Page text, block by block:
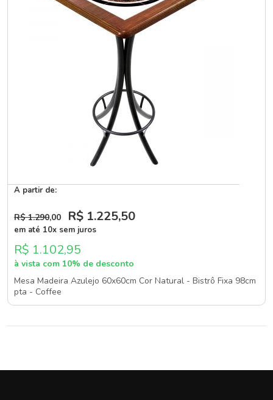
A partir de:
R$ 1.290,00 R$ 1.225,50
em até 10x sem juros
R$ 1.102,95
à vista com 10% de desconto
Mesa Madeira Azulejo 60x60cm Cor Natural - Bistrô Fixa 98cm
pta - Coffee